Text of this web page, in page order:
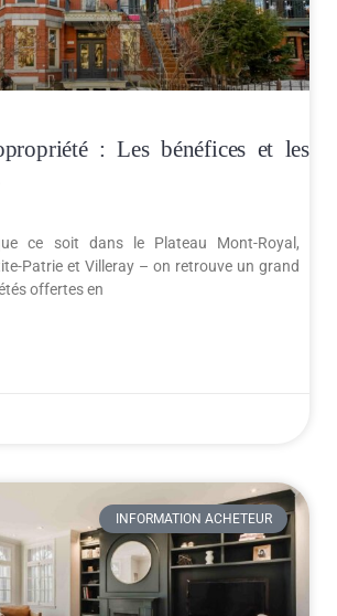
: Les bénéfices et les
ce soit dans le Plateau Mont-Royal,
Patrie et Villeray – on retrouve un grand
offertes en
INFORMATION ACHETEUR